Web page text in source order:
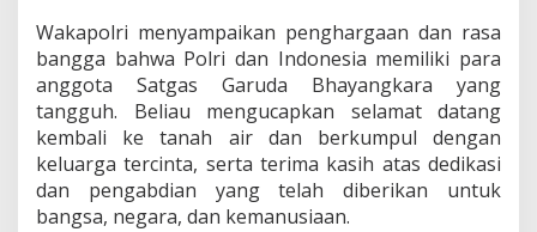
a
Wakapolri menyampaikan penghargaan dan rasa
bangga bahwa Polri dan Indonesia memiliki para
anggota Satgas Garuda Bhayangkara yang
tangguh. Beliau mengucapkan selamat datang
kembali ke tanah air dan berkumpul dengan
keluarga tercinta, serta terima kasih atas dedikasi
dan pengabdian yang telah diberikan untuk
bangsa, negara, dan kemanusiaan.